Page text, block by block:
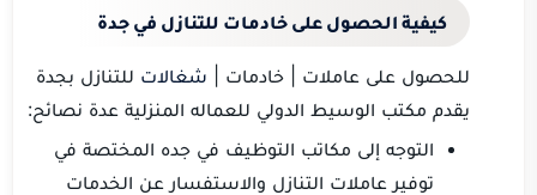
كيفية الحصول على خادمات للتنازل في جدة
للحصول على عاملات | خادمات | شغالات للتنازل بجدة
يقدم مكتب الوسيط الدولي للعماله المنزلية عدة نصائح:
التوجه إلى مكاتب التوظيف في جده المختصة في
توفير عاملات التنازل والاستفسار عن الخدمات